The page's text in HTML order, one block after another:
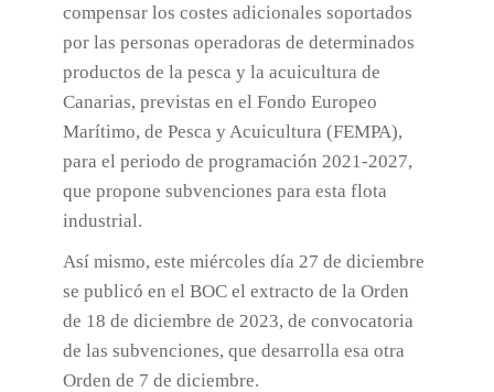
compensar los costes adicionales soportados
por las personas operadoras de determinados
productos de la pesca y la acuicultura de
Canarias, previstas en el Fondo Europeo
Marítimo, de Pesca y Acuicultura (FEMPA),
para el periodo de programación 2021-2027,
que propone subvenciones para esta flota
industrial.
Así mismo, este miércoles día 27 de diciembre
se publicó en el BOC el extracto de la Orden
de 18 de diciembre de 2023, de convocatoria
de las subvenciones, que desarrolla esa otra
Orden de 7 de diciembre.